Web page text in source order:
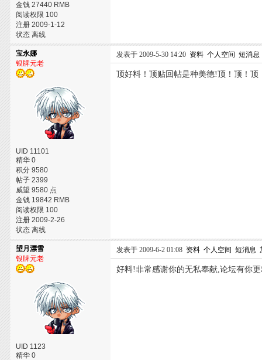
金钱 27440 RMB
阅读权限 100
注册 2009-1-12
状态 离线
宝永娜
银牌元老
UID 11101
精华 0
积分 9580
帖子 2399
威望 9580 点
金钱 19842 RMB
阅读权限 100
注册 2009-2-26
状态 离线
发表于 2009-5-30 14:20 资料 个人空间 短消息
顶好料！顶贴回帖是种美德!顶！顶！顶
望月漂雪
银牌元老
UID 1123
精华 0
发表于 2009-6-2 01:08 资料 个人空间 短消息
好料!非常感谢你的无私奉献,论坛有你